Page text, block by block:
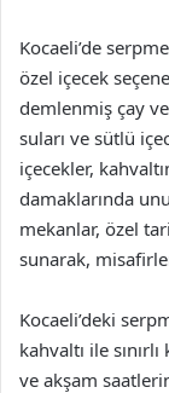
Kocaeli’de
özel içecek
demlenmiş çay
suları ve sütlü
içecekler,
damaklarında
mekanlar, özel
sunarak,
Kocaeli’deki
kahvaltı ile
ve akşam